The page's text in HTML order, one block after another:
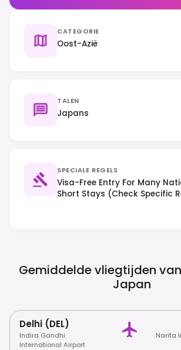
CATEGORIE
Oost-Azië
TALEN
Japans
SPECIALE REGELS
Visa-Free Entry For Many
Short Stays (check Specific
Gemiddelde vliegtijden
Japan
Delhi (DEL)
Indira Gandhi
International Airport
Narita